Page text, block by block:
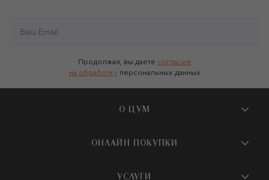
Продолжая, вы даете согласие
на обработку персональных данных
О ЦУМ
О магазине
Бутики и ПВЗ ЦУМ
ОНЛАЙН ПОКУПКИ
УСЛУГИ